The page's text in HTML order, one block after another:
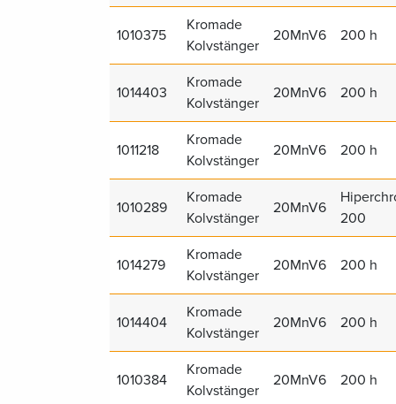
1010375
Kromade
Kolvstänger
20MnV6 200 h
1014403
Kromade
Kolvstänger
20MnV6 200 h
1011218
Kromade
Kolvstänger
20MnV6 200 h
1010289
Kromade
Kolvstänger
20MnV6
200
1014279
Kromade
Kolvstänger
20MnV6 200 h
1014404
Kromade
Kolvstänger
20MnV6 200 h
1010384
Kromade
Kolvstänger
20MnV6 200 h